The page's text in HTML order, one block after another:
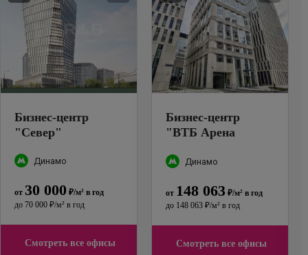
Бизнес-центр
"Север"
Динамо
от 30 000 ₽/м² в год
до 70 000 ₽/м² в год
Смотреть все офисы
Бизнес-центр
"ВТБ Арена
Динамо
от 148 063 ₽/м² в год
до 148 063 ₽/м² в год
Смотреть все офисы